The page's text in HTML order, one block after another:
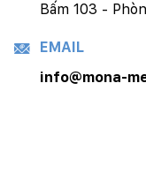
Bấm 103 -
EMAIL
info@mona-